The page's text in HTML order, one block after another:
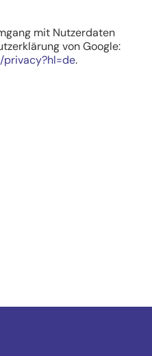
mit Nutzerdaten
von Google:
privacy?hl=de.